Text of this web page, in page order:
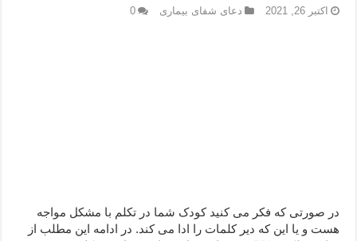
دعای قوی برای حاجات دنیا و آخرت – حاجت روایی و رفع مشکلات
اکتبر 26, 2021 دعای شفای بیماری 0
در صورتی که فکر می کنید کودک شما در تکلم با مشکل مواجه
هست و یا این که دیر کلمات را ادا می کند. در ادامه این مطلب از